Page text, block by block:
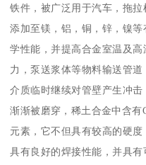
铁件，被广泛用于汽车，拖
添加至镁，铝，铜，锌，镍
学性能，并提高合金室温及
力，泵送浆体等物料输送管
介质临时继续对管壁产生冲
渐渐被磨穿，稀土合金中含
元素，它不但具有较高的硬
具有良好的焊接性能，并具